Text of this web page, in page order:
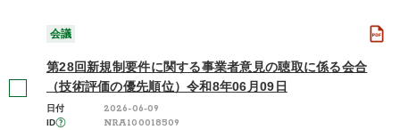
会議
第28回新規制要件に関する事業者意見の聴取に係る会合
（技術評価の優先順位）令和8年06月09日
日付 2026-06-09
ID NRA100018509